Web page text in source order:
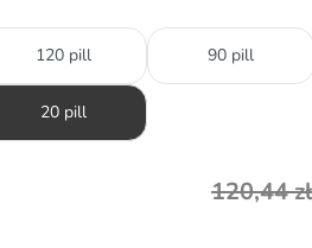
120 pill 90 pill
20 pill
120,44zł